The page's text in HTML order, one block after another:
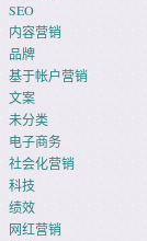
SEO
内容营销
品牌
基于帐户营销
文案
未分类
电子商务
社会化营销
科技
绩效
网红营销